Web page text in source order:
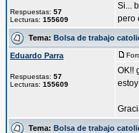
Respuestas: 57
Lecturas: 155609
Si...
pero
Tema: Bolsa de trabajo
Eduardo Parra
Respuestas: 57
Lecturas: 155609
OK!!
Tema: Bolsa de trabajo